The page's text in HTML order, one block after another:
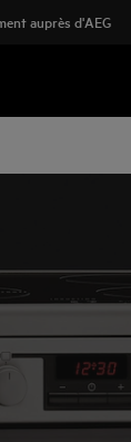
auprès d'AEG